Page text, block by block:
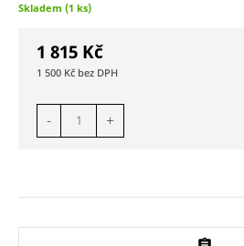
Skladem (1 ks)
1 815 Kč
1 500 Kč
- +